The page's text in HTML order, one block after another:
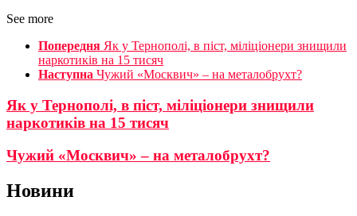
See more
Попередня Як у Тернополі, в піст, міліціонери знищили
наркотиків на 15 тисяч
Наступна Чужий «Москвич» – на металобрухт?
Як у Тернополі, в піст, міліціонери знищили
наркотиків на 15 тисяч
Чужий «Москвич» – на металобрухт?
Новини